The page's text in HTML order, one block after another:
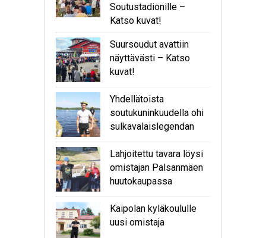
Soutustadionille –
Katso kuvat!
Suursoudut avattiin
näyttävästi – Katso
kuvat!
Yhdellätoista
soutukuninkuudella ohi
sulkavalaislegendan
Lahjoitettu tavara löysi
omistajan Palsanmäen
huutokaupassa
Kaipolan kyläkoululle
uusi omistaja